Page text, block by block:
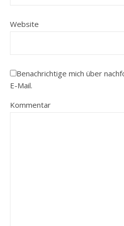
Website
Benachrichtige mich über
E-Mail.
Kommentar